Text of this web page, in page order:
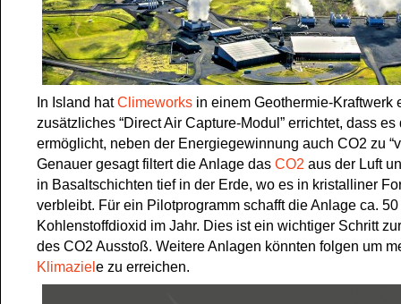
In Island hatClimeworks in einem Geothermie-Kraftwerk
zusätzliches “Direct Air Capture-Modul” errichtet, dass es
ermöglicht, neben der Energiegewinnung auch CO2 zu
Genauer gesagt filtert die Anlage das CO2 aus der Luft
in Basaltschichten tief in der Erde, wo es in kristalliner
verbleibt. Für ein Pilotprogramm schafft die Anlage ca. 50
Kohlenstoffdioxid im Jahr. Dies ist ein wichtiger Schritt
des CO2 Ausstoß. Weitere Anlagen könnten folgen um
Klimaziel e zu erreichen.